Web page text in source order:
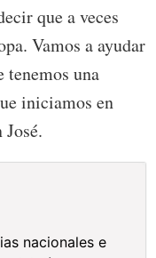
que a veces
Vamos a ayudar
tenemos una
iniciamos en
nacionales e